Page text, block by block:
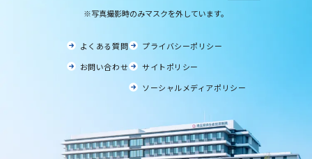
※写真撮影時のみマスクを外しています。
よくある質問
お問い合わせ
プライバシーポリシー
サイトポリシー
ソーシャルメディアポリシー